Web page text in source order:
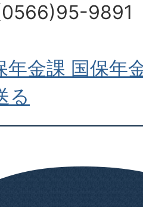
9891
年金課 国保年
る